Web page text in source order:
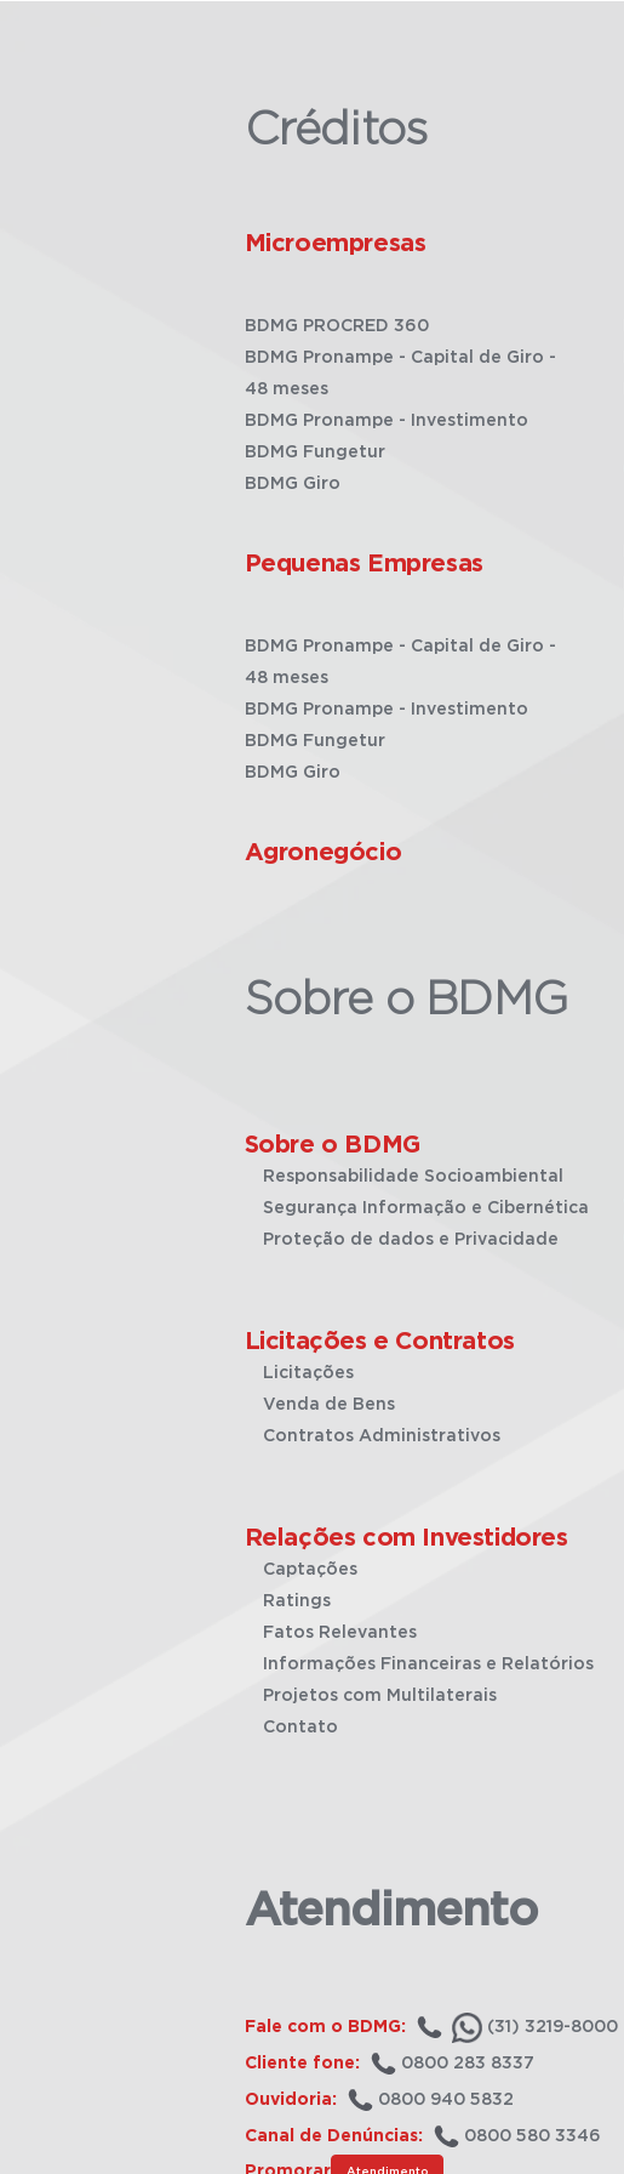
Créditos
Microempresas
BDMG PROCRED 360
BDMG Pronampe - Capital de Giro -
48 meses
BDMG Pronampe - Investimento
BDMG Fungetur
BDMG Giro
Pequenas Empresas
BDMG Pronampe - Capital de Giro -
48 meses
BDMG Pronampe - Investimento
BDMG Fungetur
BDMG Giro
Agronegócio
Sobre o BDMG
Sobre o BDMG
Responsabilidade Socioambiental
Segurança Informação e Cibernética
Proteção de dados e Privacidade
Licitações e Contratos
Licitações
Venda de Bens
Contratos Administrativos
Relações com Investidores
Captações
Ratings
Fatos Relevantes
Informações Financeiras e Relatórios
Projetos com Multilaterais
Contato
Atendimento
Fale com o BDMG: (31) 3219-8000
Cliente fone: 0800 283 8337
Ouvidoria: 0800 940 5832
Canal de Denúncias: 0800 580 3346
Atendimento